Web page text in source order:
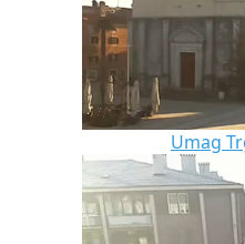
Umag